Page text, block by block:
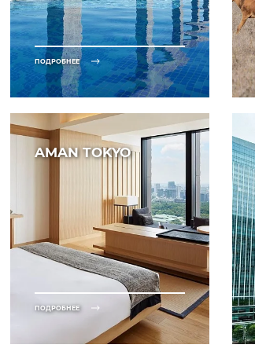
ПОДРОБНЕЕ
AMAN TOKYO
ПОДРОБНЕЕ